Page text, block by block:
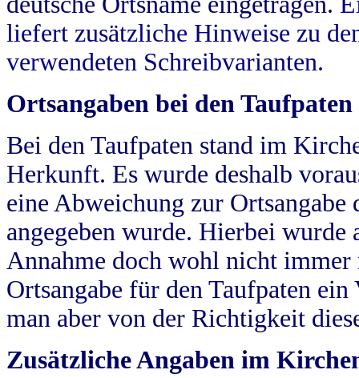
liefert zusätzliche Hinweise zu
verwendeten Schreibvarianten.
Ortsangaben bei den Taufpaten
Bei den Taufpaten stand im
Herkunft. Es wurde deshalb
eine Abweichung zur
angegeben wurde. Hierbei wurde
Annahme doch wohl nicht
Ortsangabe für den Taufpaten
man aber von der Richtigkeit
Zusätzliche Angaben im